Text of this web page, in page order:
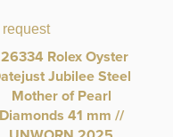
request
Rolex Oyster
Jubilee Steel
Mother of Pearl
Diamonds 41 mm //